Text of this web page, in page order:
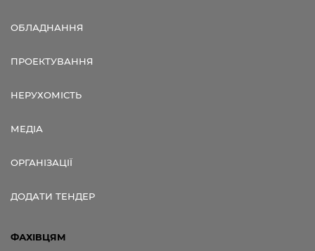
ОБЛАДНАННЯ
ПРОЕКТУВАННЯ
НЕРУХОМІСТЬ
МЕДІА
ОРГАНІЗАЦІЇ
ДОДАТИ ТЕНДЕР
ФАХІВЦЯМ